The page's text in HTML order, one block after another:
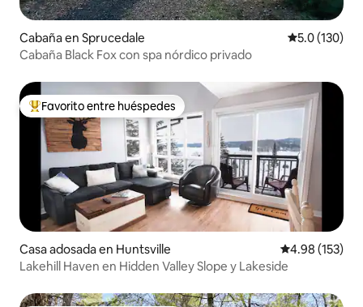
Cabaña en Sprucedale Calificación
5.0 (130)
Cabaña Black Fox con spa nórdico privado
Favorito entre huéspedes preferido
Favorito entre huéspedes
Casa adosada en Huntsville Calificación
4.98 (153)
Lakehill Haven en Hidden Valley Slope y Lakeside